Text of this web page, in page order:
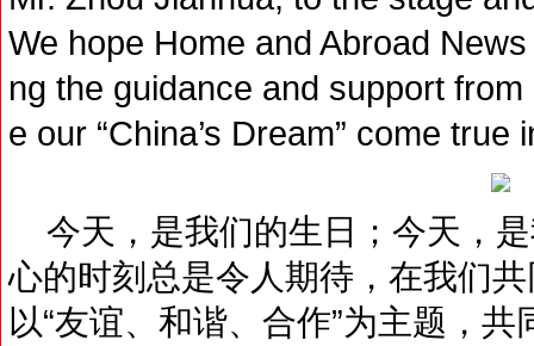
We hope Home and Abroad
ng the guidance and support
e our “China’s Dream” come true
今天，是我们的生日；今天，
心的时刻总是令人期待，在我们
以“友谊、和谐、合作”为主题，